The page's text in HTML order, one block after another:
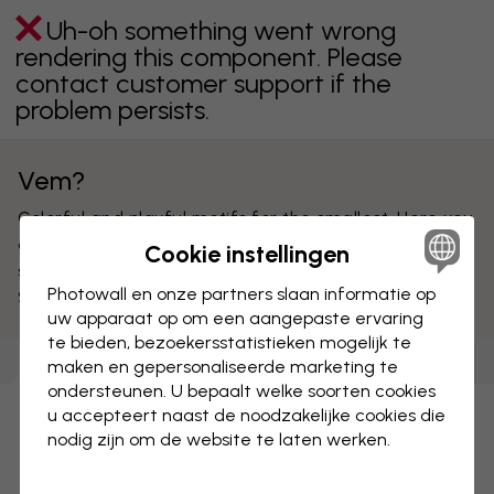
Uh-oh something went wrong
rendering this component. Please
contact customer support if the
problem persists.
Vem?
Colorful and playful motifs for the smallest. Here you
can find wallpapers with both characters and
scenes depicting everyday adventures. All from
Stina Wirsen popular Vem books.
Behang(1) Canvas prints (0) Posters
Uh-oh something went wrong
rendering this component. Please
Cookie instellingen
Photowall en onze partners slaan informatie op
uw apparaat op om een aangepaste ervaring
te bieden, bezoekersstatistieken mogelijk te
maken en gepersonaliseerde marketing te
ondersteunen. U bepaalt welke soorten cookies
u accepteert naast de noodzakelijke cookies die
nodig zijn om de website te laten werken.